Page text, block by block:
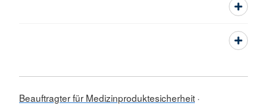
Beauftragter für Medizinproduktesicherheit